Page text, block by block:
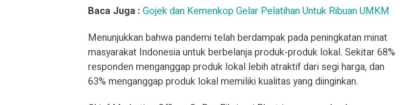
Baca Juga : Gojek dan Kemenkop Gelar Pelatihan Untuk Ribuan UMKM
Menunjukkan bahwa pandemi telah berdampak pada peningkatan minat
masyarakat Indonesia untuk berbelanja produk-produk lokal. Sekitar 68%
responden menganggap produk lokal lebih atraktif dari segi harga, dan
63% menganggap produk lokal memiliki kualitas yang diinginkan.